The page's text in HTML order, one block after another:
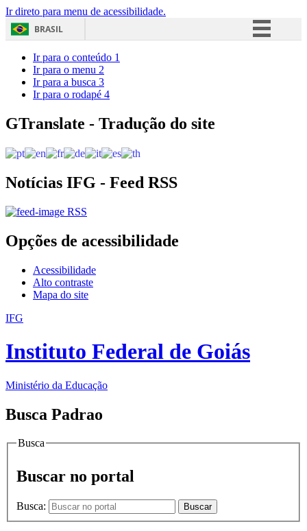
Ir direto para menu de acessibilidade.
BRASIL
Acesso à informação
Ir para o conteúdo 1
Ir para o menu 2
Ir para a busca 3
Ir para o rodapé 4
GTranslate - Tradução do site
Notícias IFG - Feed RSS
RSS
Opções de acessibilidade
Acessibilidade
Alto contraste
Mapa do site
IFG
Instituto Federal de Goiás
Ministério da Educação
Busca Padrao
Busca
Buscar no portal
Busca: Buscar